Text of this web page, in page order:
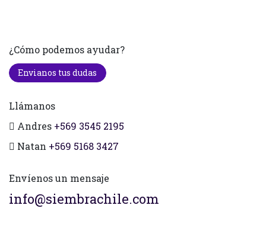
¿Cómo podemos ayudar?
Envianos tus dudas
Llámanos
Andres +569 3545 2195
Natan +569 5168 3427
Envíenos un mensaje
info@siembrachile.com